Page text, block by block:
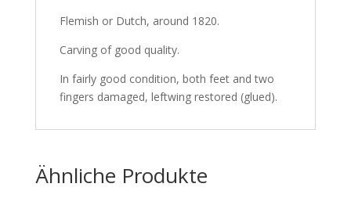
Flemish or Dutch, around 1820.
Carving of good quality.
In fairly good condition, both feet and two
fingers damaged, leftwing restored (glued).
Ähnliche Produkte